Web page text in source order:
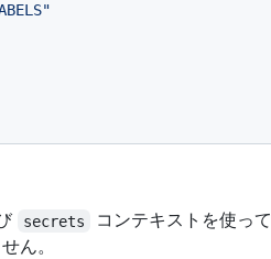
secrets
コンテキストを使って
ん。